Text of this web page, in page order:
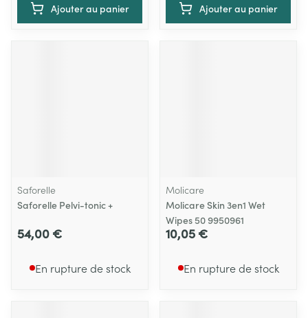
Ajouter au panier Ajouter au panier
Saforelle
Saforelle Pelvi-tonic +
54,00 €
En rupture de stock
Molicare
Molicare Skin 3en1 Wet
Wipes 50 9950961
10,05 €
En rupture de stock